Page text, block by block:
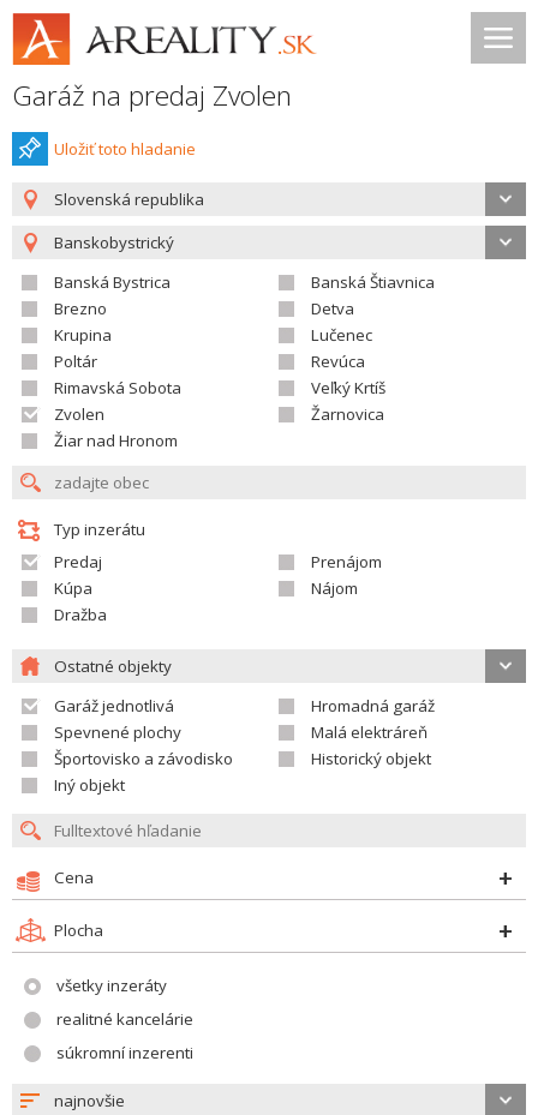
Garáž na predaj Zvolen
Uložiť toto hladanie
Slovenská republika
Banskobystrický
Banská Bystrica
Banská Štiavnica
Brezno
Detva
Krupina
Lučenec
Poltár
Revúca
Rimavská Sobota
Veľký Krtíš
Zvolen
Žarnovica
Žiar nad Hronom
Typ inzerátu
Predaj
Prenájom
Kúpa
Nájom
Dražba
Ostatné objekty
Garáž jednotlivá
Hromadná garáž
Spevnené plochy
Malá elektráreň
Športovisko a závodisko
Historický objekt
Iný objekt
Cena
Plocha
všetky inzeráty
realitné kancelárie
súkromní inzerenti
najnovšie